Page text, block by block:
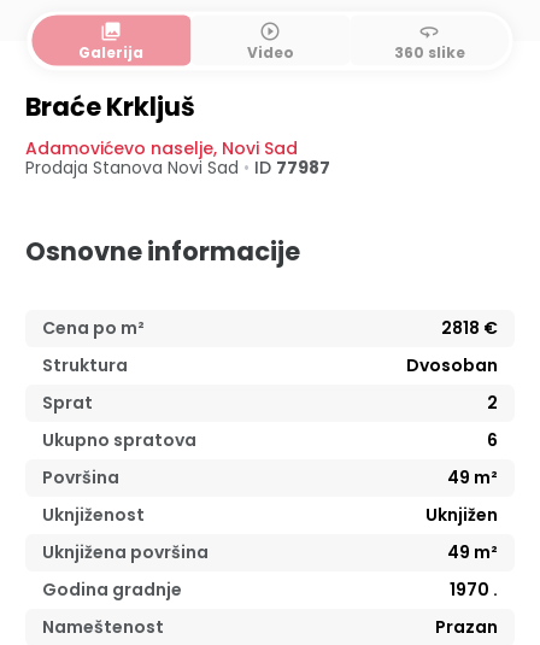
collections
Galerija
play_circle_outline
Video
360
360 slike
Braće Krkljuš
Adamovićevo naselje, Novi Sad
Prodaja Stanova Novi Sad • ID 77987
Osnovne informacije
Cena po m² 2818 €
Struktura
Dvosoban
Sprat
2
Ukupno spratova
6
Površina
49 m²
Uknjiženost
Uknjižen
Uknjižena površina
49 m²
Godina gradnje
1970 .
Nameštenost
Prazan